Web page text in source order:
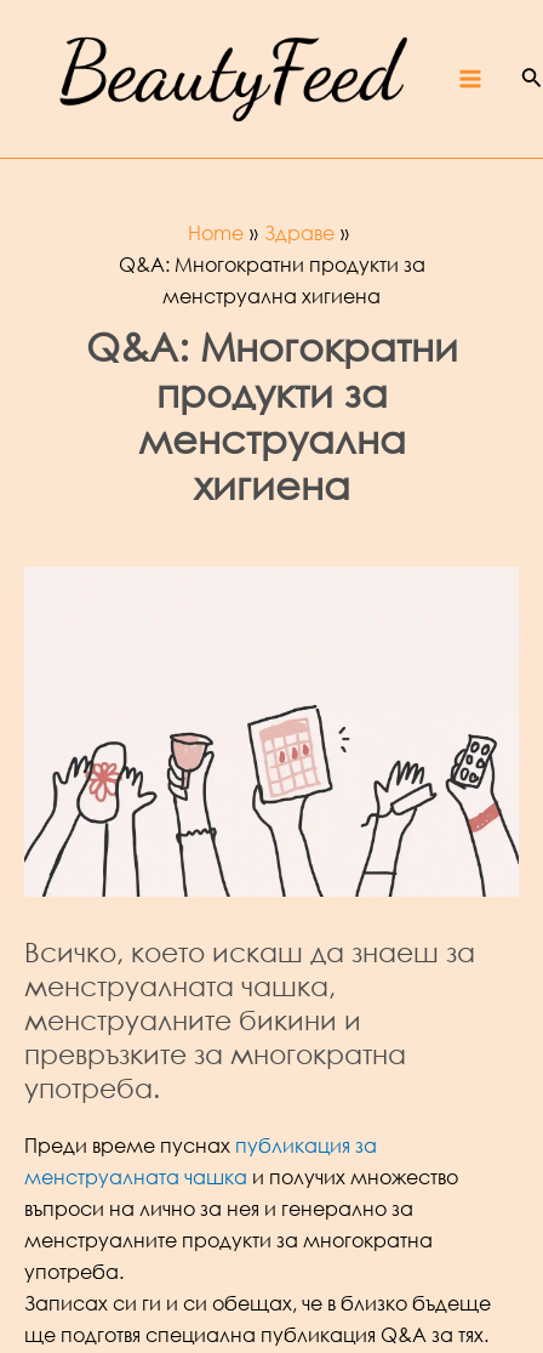
content
Menu
Home
Здраве
Q&A: Многократни продукти за
менструална хигиена
Q&A: Многократни
продукти за
менструална
хигиена
Всичко, което искаш да знаеш за
менструалната чашка,
менструалните бикини и
превръзките за многократна
употреба.
Преди време пуснах публикация за
менструалната чашка и получих множество
въпроси на лично за нея и генерално за
менструалните продукти за многократна
употреба.
Записах си ги и си обещах, че в близко бъдеще
ще подготвя специална публикация Q&A за тях.